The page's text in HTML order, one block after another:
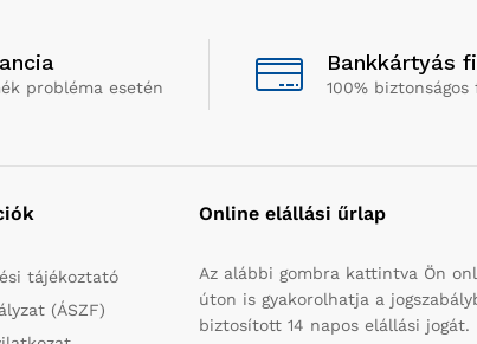
probléma esetén
Bankkártyás
100% biztonságos
tájékoztató
(ÁSZF)
Online elállási űrlap
Az alábbi gombra kattintva Ön
úton is gyakorolhatja a
biztosított 14 napos elállási jogát.